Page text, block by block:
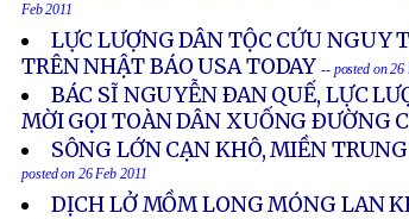
Feb 2011
LỰC LƯỢNG DÂN TỘC CỨU NGUY
TRÊN NHẬT BÁO USA TODAY -- posted on 26
BÁC SĨ NGUYỄN ÐAN QUẾ, LỰC
MỜI GỌI TOÀN DÂN XUỐNG ÐƯỜNG
SÔNG LỚN CẠN KHÔ, MIỀN
posted on 26 Feb 2011
DỊCH LỞ MỒM LONG MÓNG LAN